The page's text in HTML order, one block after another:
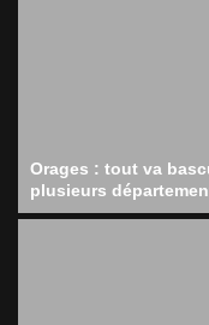
Orages : tout va
plusieurs